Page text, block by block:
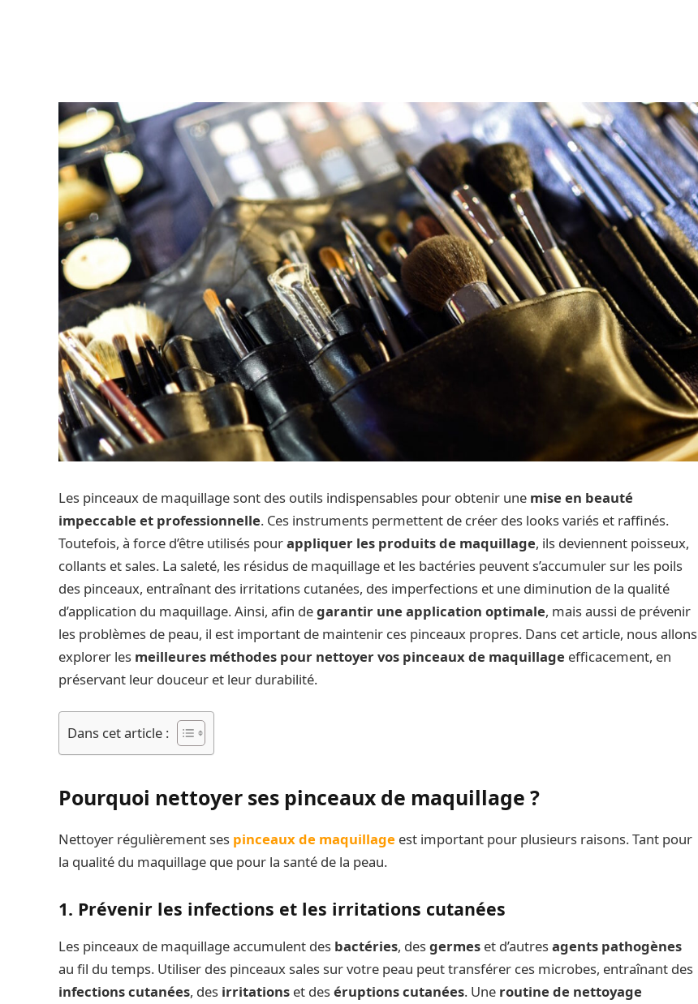
Les pinceaux de maquillage sont des outils indispensables pour obtenir une mise en beauté
impeccable et professionnelle. Ces instruments permettent de créer des looks variés et raffinés.
Toutefois, à force d’être utilisés pourappliquer les produits de maquillage, ils deviennent poisseux,
collants et sales. La saleté, les résidus de maquillage et les bactéries peuvent s’accumuler sur les poils
des pinceaux, entraînant des irritations cutanées, des imperfections et une diminution de la qualité
d’application du maquillage. Ainsi, afin degarantir une application optimale, mais aussi de prévenir
les problèmes de peau, il est important de maintenir ces pinceaux propres. Dans cet article, nous allons
explorer les meilleures méthodes pour nettoyer vos pinceaux de maquillage efficacement, en
préservant leur douceur et leur durabilité.
Dans cet article :
Pourquoi nettoyer ses pinceaux de maquillage ?
Nettoyer régulièrement ses pinceaux de maquillage est important pour plusieurs raisons. Tant pour
la qualité du maquillage que pour la santé de la peau.
1. Prévenir les infections et les irritations cutanées
Les pinceaux de maquillage accumulent des bactéries, desgermes et d’autresagents pathogènes
au fil du temps. Utiliser des pinceaux sales sur votre peau peut transférer ces microbes, entraînant des
infections cutanées, des irritations et deséruptions cutanées. Une routine de nettoyage